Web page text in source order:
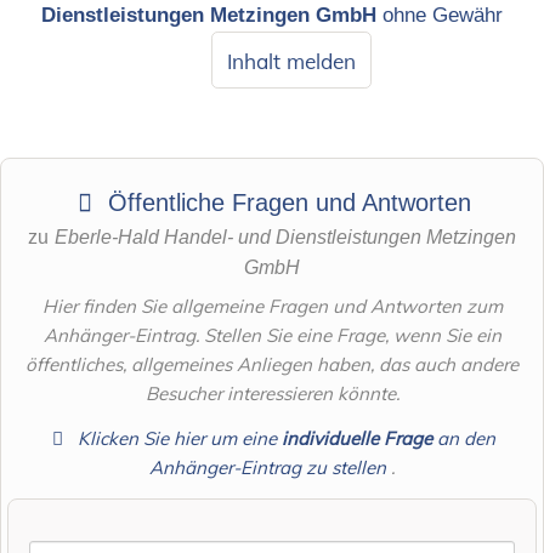
Dienstleistungen Metzingen GmbH ohne Gewähr
Inhalt melden
Öffentliche Fragen und Antworten
zu Eberle-Hald Handel- und Dienstleistungen Metzingen
GmbH
Hier finden Sie allgemeine Fragen und Antworten zum
Anhänger-Eintrag. Stellen Sie eine Frage, wenn Sie ein
öffentliches, allgemeines Anliegen haben, das auch andere
Besucher interessieren könnte.
Klicken Sie hier um eine individuelle Fragean den
Anhänger-Eintrag zu stellen .